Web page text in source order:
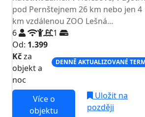
pod Pernštejnem 26 km nebo jen 4
km vzdálenou ZOO Lešná...
6
1
Od: 1.399
Kčza
objekt a
noc
DENNĚ AKTUALIZOVANÉ
Více o
objektu
Uložit na
později